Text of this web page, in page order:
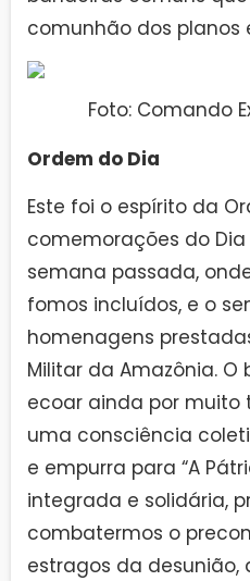
comunhão dos planos
Foto: Comando
Ordem do Dia
Este foi o espírito da
comemorações do Dia
semana passada,
fomos incluídos, e o
homenagens
Militar da Amazônia.
ecoar ainda por muito
uma consciência
e empurra para “A
integrada e solidária,
combatermos o
estragos da desunião,